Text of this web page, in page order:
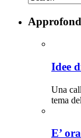
Idee
Una
tema
E’